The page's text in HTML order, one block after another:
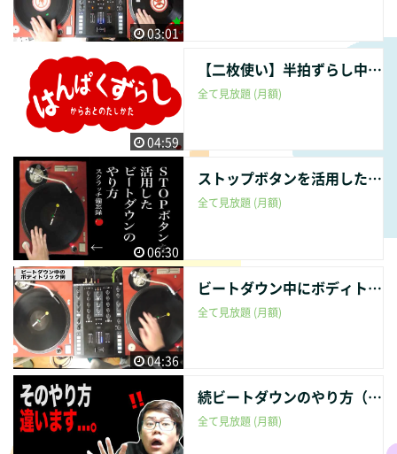
03:01
04:59
【二枚使い】半拍ずらし中に音を足すやり方【DJ講座】
全て見放題 (月額)
06:30
ストップボタンを活用したビートダウンのやり方
全て見放題 (月額)
04:36
ビートダウン中にボディトリックを入れる方法【DJ講座】
全て見放題 (月額)
続ビートダウンのやり方（音を足す）【DJ講座】
全て見放題 (月額)